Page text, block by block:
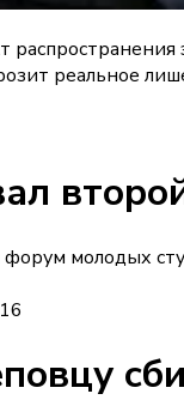
реальное
молодых